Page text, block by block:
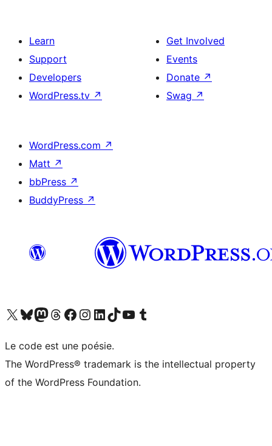
Learn
Support
Developers
WordPress.tv ↗
Get Involved
Events
Donate ↗
Swag ↗
WordPress.com ↗
Matt ↗
bbPress ↗
BuddyPress ↗
Visit our X (formerly Twitter) account
Visitez notre compte Bluesky
Visit our Mastodon account
Visitez notre compte Threads
Visit our Facebook page
Visit our Instagram account
Visit our LinkedIn account
Visitez notre compte TikTok
Visit our YouTube channel
Visitez notre compte Tumblr
Le code est une poésie.
The WordPress® trademark is the intellectual property
of the WordPress Foundation.